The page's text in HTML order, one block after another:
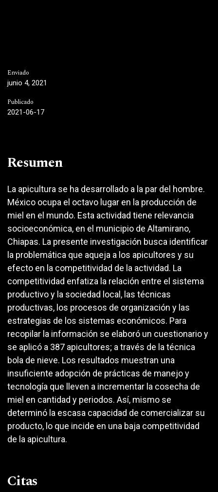
Enviado
junio 4, 2021
Publicado
2021-06-17
Resumen
La apicultura se ha desarrollado a la par del hombre.
México ocupa el octavo lugar en la producción de
miel en el mundo. Esta actividad tiene relevancia
socioeconómica, en el municipio de Altamirano,
Chiapas. La presente investigación busca identificar
la problemática que aqueja a los apicultores y su
efecto en la competitividad de la actividad. La
competitividad enfatiza la relación entre el sistema
productivo y la sociedad local, las técnicas
productivas, los procesos de organización y las
estrategias de los sistemas económicos. Para
recopilar la información se elaboró un cuestionario y
se aplicó a 387 apicultores; a través de la técnica
bola de nieve. Los resultados muestran una
insuficiente adopción de prácticas de manejo y
tecnología que lleven a incrementar la cosecha de
miel en cantidad y periodos. Así, mismo se
determinó la escasa capacidad de comercializar su
producto, lo que incide en una baja competitividad
de la apicultura.
Citas